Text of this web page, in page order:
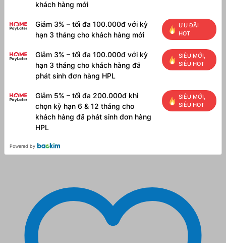
khách hàng mới
Giảm 3% – tối đa 100.000đ với kỳ
hạn 3 tháng cho khách hàng mới
ƯU ĐÃI
HOT
Giảm 3% – tối đa 100.000đ với kỳ
hạn 3 tháng cho khách hàng đã
phát sinh đơn hàng HPL
SIÊU MỚI,
SIÊU HOT
Giảm 5% – tối đa 200.000đ khi
chọn kỳ hạn 6 & 12 tháng cho
khách hàng đã phát sinh đơn hàng
HPL
SIÊU MỚI,
SIÊU HOT
Powered by